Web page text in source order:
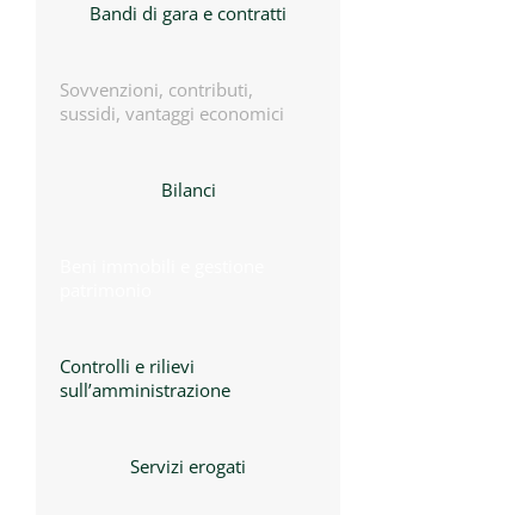
Bandi di gara e contratti
Sovvenzioni, contributi,
sussidi, vantaggi economici
Bilanci
Controlli e rilievi
sull’amministrazione
Servizi erogati